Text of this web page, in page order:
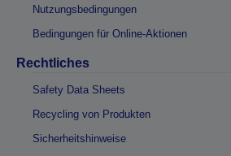
Nutzungsbedingungen
Bedingungen für Online-Aktionen
Rechtliches
Safety Data Sheets
Recycling von Produkten
Sicherheitshinweise